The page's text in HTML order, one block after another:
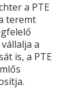
a PTE
teremt
a
is, a PTE